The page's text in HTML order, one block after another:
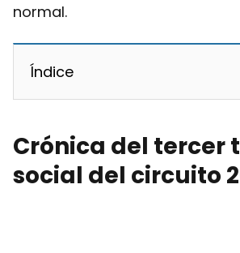
normal.
Índice
Crónica del tercer
social del circuito